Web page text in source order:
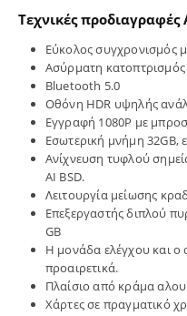
Τεχνικές προδιαγραφές
Εύκολος συγχρονισμός
Ασύρματη
Bluetooth 5.0
Οθόνη HDR υψηλής
Εγγραφή 1080P με
Εσωτερική μνήμη 32GB,
Ανίχνευση τυφλού
AI BSD.
Λειτουργία μείωσης
Επεξεργαστής διπλού
GB
Η μονάδα ελέγχου και ο
προαιρετικά.
Πλαίσιο από κράμα
Χάρτες σε πραγματικό